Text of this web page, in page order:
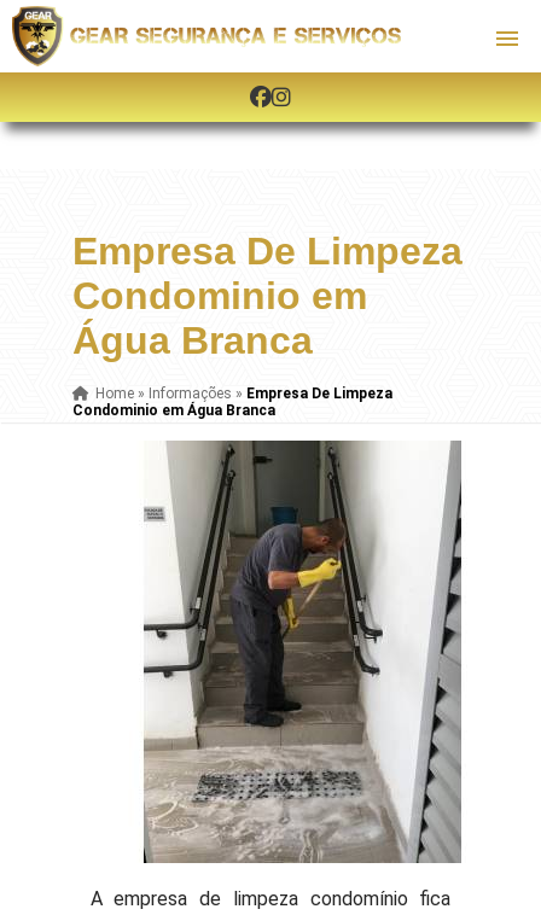
Empresa De Limpeza
Condominio em
Água Branca
Home» Informações » Empresa De Limpeza
Condominio em Água Branca
A empresa de limpeza condomínio fica